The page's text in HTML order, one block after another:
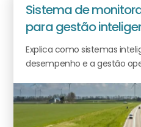
Sistema de
para gestão
Explica como sistemas
desempenho e a gestão